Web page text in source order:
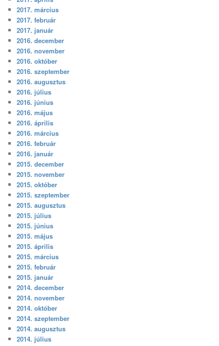
2017. március
2017. február
2017. január
2016. december
2016. november
2016. október
2016. szeptember
2016. augusztus
2016. július
2016. június
2016. május
2016. április
2016. március
2016. február
2016. január
2015. december
2015. november
2015. október
2015. szeptember
2015. augusztus
2015. július
2015. június
2015. május
2015. április
2015. március
2015. február
2015. január
2014. december
2014. november
2014. október
2014. szeptember
2014. augusztus
2014. július